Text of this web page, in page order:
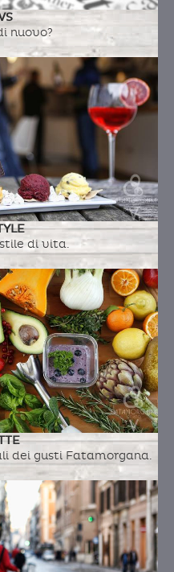
nuovo?
di vita.
dei gusti Fatamorgana.